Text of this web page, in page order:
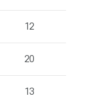
12
20
13